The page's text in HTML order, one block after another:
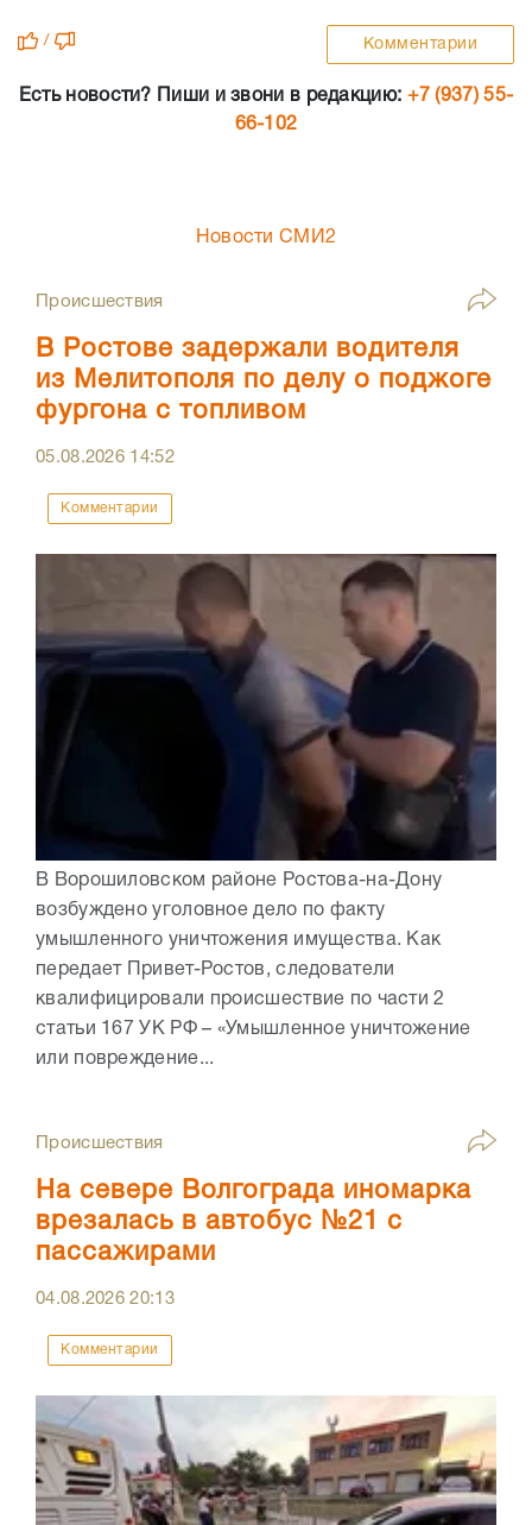
/ Комментарии
Есть новости? Пиши и звони в редакцию: +7 (937) 55-
66-102
Новости СМИ2
Происшествия
В Ростове задержали водителя
из Мелитополя по делу о поджоге
фургона с топливом
05.08.2026 14:52
Комментарии
В Ворошиловском районе Ростова-на-Дону
возбуждено уголовное дело по факту
умышленного уничтожения имущества. Как
передает Привет-Ростов, следователи
квалифицировали происшествие по части 2
статьи 167 УК РФ – «Умышленное уничтожение
или повреждение...
Происшествия
На севере Волгограда иномарка
врезалась в автобус №21 с
пассажирами
04.08.202620:13
Комментарии